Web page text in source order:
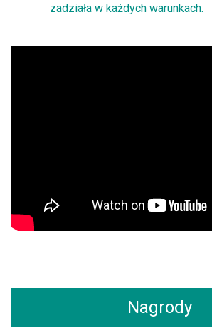
zadziała w każdych warunkach.
Nagrody